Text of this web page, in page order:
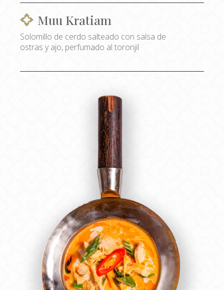
Muu Kratiam
Solomillo de cerdo salteado con salsa de
ostras y ajo, perfumado al toronjil